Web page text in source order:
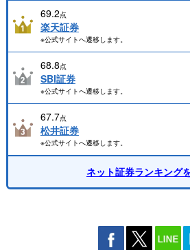
69.2点
楽天証券
※公式サイトへ遷移します。
68.8点
SBI証券
※公式サイトへ遷移します。
67.7点
松井証券
※公式サイトへ遷移します。
ネット証券ランキング